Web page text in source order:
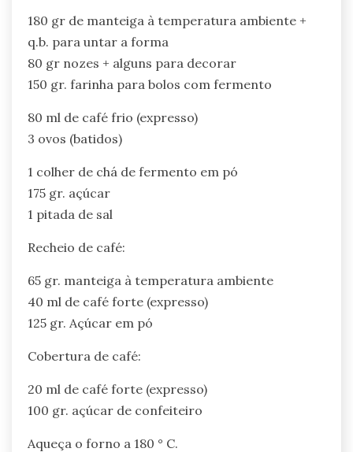
180 gr de manteiga à temperatura ambiente +
q.b. para untar a forma
80 gr nozes + alguns para decorar
150 gr. farinha para bolos com fermento
80 ml de café frio (expresso)
3 ovos (batidos)
1 colher de chá de fermento em pó
175 gr. açúcar
1 pitada de sal
Recheio de café:
65 gr. manteiga à temperatura ambiente
40 ml de café forte (expresso)
125 gr. Açúcar em pó
Cobertura de café:
20 ml de café forte (expresso)
100 gr. açúcar de confeiteiro
Aqueça o forno a 180 ° C.